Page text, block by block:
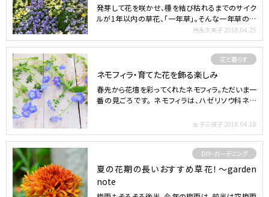
発芽して花を咲かせ、種を結び枯れるまでのサイク
ルが1年以内の草花、「一年草」。そんな一年草のな
持永久美子 2018.04.25
花と暮らす
ネモフィラ・育てた花を飾る楽しみ
春先から花壇を彩ってくれたネモフィラ。ただいま一
番の見ごろです。 ネモフィラは、ハゼリソウ科ネモ
金子三保子 2018.04.18
DIY・ガーデニング
夏の花期の長いおすすめ草花！～garden
note